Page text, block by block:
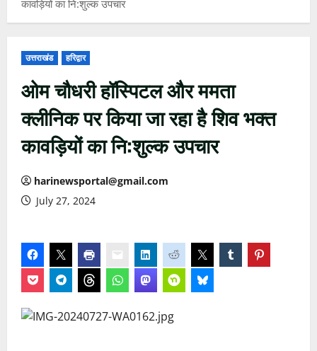
कावड़ियों का नि:शुल्क उपचार
उत्तराखंड हरिद्वार
ओम चौधरी हॉस्पिटल और ममता
क्लीनिक पर किया जा रहा है शिव भक्त
कावड़ियों का नि:शुल्क उपचार
harinewsportal@gmail.com
July 27, 2024